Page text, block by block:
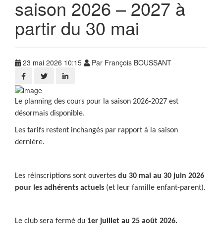
saison 2026 – 2027 à
partir du 30 mai
23 mai 2026 10:15 Par François BOUSSANT
Le planning des cours pour la saison 2026‑2027 est
désormais disponible.
Les tarifs restent inchangés par rapport à la saison
dernière.
Les réinscriptions sont ouvertes du 30 mai au 30 juin 2026
pour les adhérents actuels (et leur famille enfant-parent).
Le club sera fermé du 1er juillet au 25 août 2026.